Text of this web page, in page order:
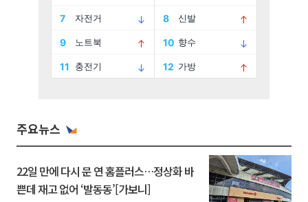
주요뉴스
22일 만에 다시 문 연 홈플러스…정상화 바
쁜데 재고 없어 ‘발동동’[가보니]